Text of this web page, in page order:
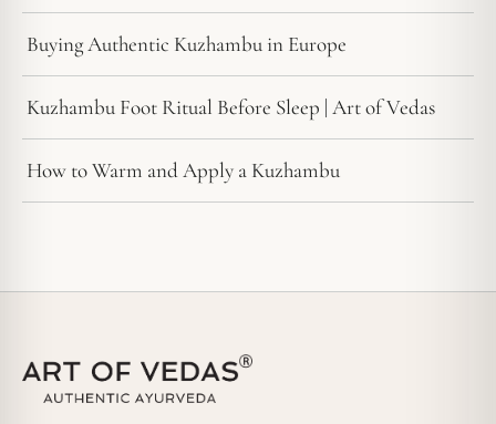
Buying Authentic Kuzhambu in Europe
Kuzhambu Foot Ritual Before Sleep | Art of Vedas
How to Warm and Apply a Kuzhambu